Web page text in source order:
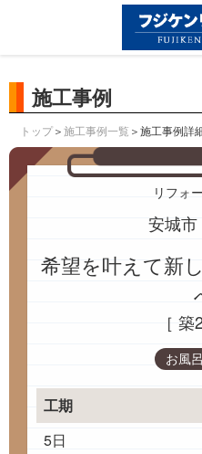
施工事例
トップ ＞ 施工事例一覧 ＞施工事例詳
リフォ
安城
希望を叶えて新
［ 築
お風
工期
5日